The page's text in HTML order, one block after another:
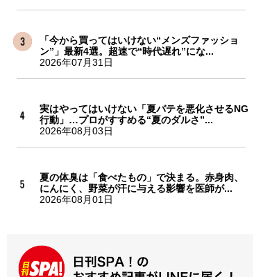
「今から買ってはいけない“メンズファッショ
ン”」最新4選。超速で“時代遅れ”にな...
2026年07月31日
実はやってはいけない「夏バテを悪化させるNG
行動」…プロがすすめる“夏のダルさ”...
2026年08月03日
夏の体臭は「食べたもの」で決まる。赤身肉、
にんにく、野菜が汗に与える影響を医師が...
2026年08月01日